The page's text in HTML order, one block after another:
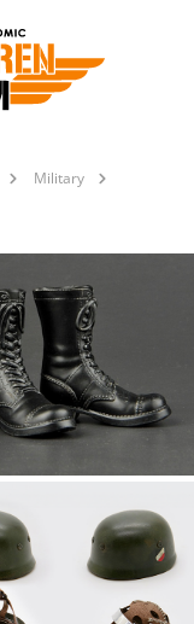
Military